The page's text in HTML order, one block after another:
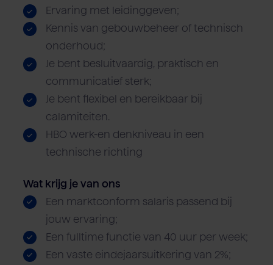
Ervaring met leidinggeven;
Kennis van gebouwbeheer of technisch
onderhoud;
Je bent besluitvaardig, praktisch en
communicatief sterk;
Je bent flexibel en bereikbaar bij
calamiteiten.
HBO werk-en denkniveau in een
technische richting
Wat krijg je van ons
Een marktconform salaris passend bij
jouw ervaring;
Een fulltime functie van 40 uur per week;
Een vaste eindejaarsuitkering van 2%;